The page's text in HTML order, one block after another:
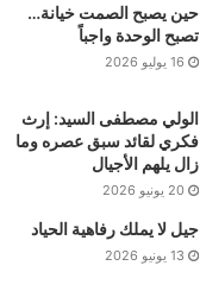
حين يصبح الصمت خيانة…
تصبح الوحدة واجباً
16 يوليو 2026
الولي مصطفى السيد: إرث
فكري لقائد سبق عصره وما
زال يلهم الأجيال
20 يونيو 2026
جيل لا يملك رفاهية الحياد
13 يونيو 2026